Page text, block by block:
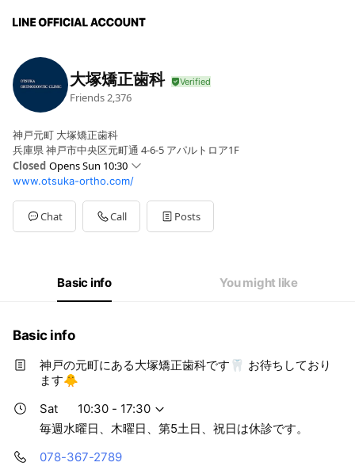
大塚矯正歯科
Friends 2,376
神戸元町 大塚矯正歯科
兵庫県 神戸市中央区元町通 4-6-5 アパルトロア1F
Closed Opens Sun 10:30
Sun10:30 - 17:30
Mon12:00 - 19:00
Tue12:00 - 19:00
Wed00:00 - 00:00
10:30 - 17:30
毎週水曜日、木曜日、第5土日、祝日は休診です。
www.otsuka-ortho.com/
Chat Call Posts
Basic info You might like
Basic info
神戸の元町にある大塚矯正歯科です🦷 お待ちしており
ます🐥
Sat
10:30 - 17:30
毎週水曜日、木曜日、第5土日、祝日は休診です。
078-367-2789